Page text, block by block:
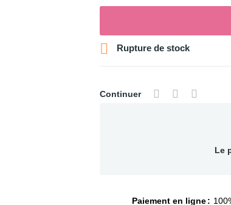
 Rupture de stock
Continuer
Le
Paiement en ligne